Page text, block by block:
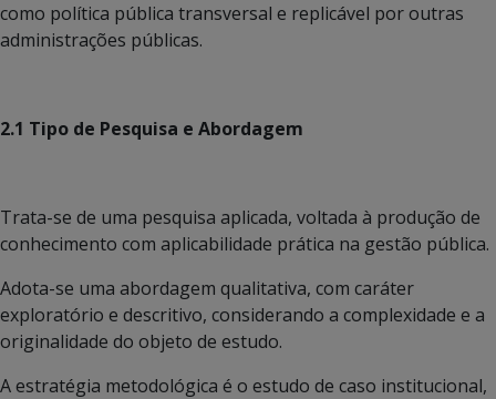
como política pública transversal e replicável por outras
administrações públicas.
2.1 Tipo de Pesquisa e Abordagem
Trata-se de uma pesquisa aplicada, voltada à produção de
conhecimento com aplicabilidade prática na gestão pública.
Adota-se uma abordagem qualitativa, com caráter
exploratório e descritivo, considerando a complexidade e a
originalidade do objeto de estudo.
A estratégia metodológica é o estudo de caso institucional,